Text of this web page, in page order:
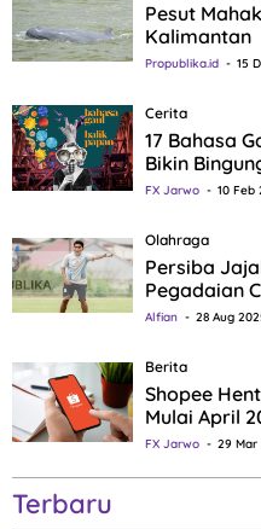
Pesut
Kalimantan
Propublika.id 15
Cerita
17 Bahasa
Bikin
FX Jarwo 10 Feb
Olahraga
Persiba
Pegadaian
Alfian 28 Aug
Berita
Shopee
Mulai April
FX Jarwo 29 Mar
Terbaru